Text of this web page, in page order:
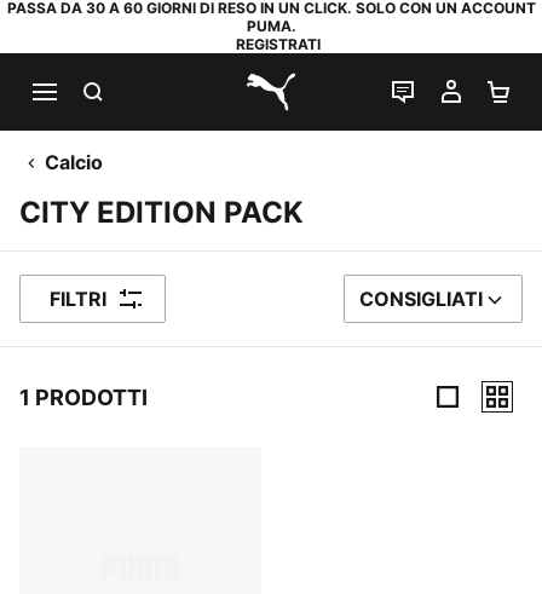
PASSA DA 30 A 60 GIORNI DI RESO IN UN CLICK. SOLO CON UN ACCOUNT
PUMA.
REGISTRATI
PUMA.com
CHAT IL MIO
Calcio
CITY EDITION PACK
FILTRI ORDINA PER
CONSIGLIATI
1 PRODOTTI